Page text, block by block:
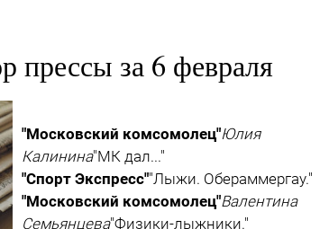
прессы за 6 февраля
"Московский комсомолец"Юлия
Калинина"МК дал..."
"Спорт Экспресс""Лыжи. Обераммергау."
"Московский комсомолец"Валентина
Семьянцева"Физики-лыжники."